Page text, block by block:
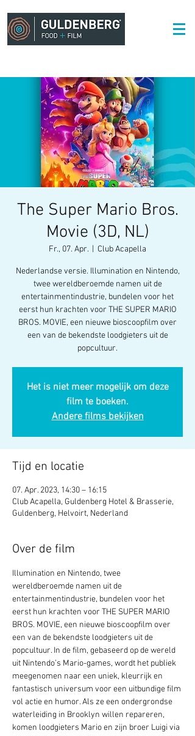
The Super Mario Bros.
Movie (3D, NL)
Fr., 07. Apr. Club Acapella
Nederlandse versie. Illumination en Nintendo,
twee wereldberoemde namen uit de
entertainmentindustrie, bundelen voor het
eerst hun krachten voor THE SUPER MARIO
BROS. MOVIE, een nieuwe bioscoopfilm over
een van de bekendste loodgieters uit de
popcultuur.
Het is niet meer mogelijk om deze
film te boeken.
Andere films bekijken
Tijd en locatie
07. Apr. 2023, 14:30 – 16:15
Club Acapella, Guldenberg Hotel & Brasserie,
Guldenberg, Helvoirt, Nederland
Over de film
Illumination en Nintendo, twee
wereldberoemde namen uit de
entertainmentindustrie, bundelen voor het
eerst hun krachten voor THE SUPER MARIO
BROS. MOVIE, een nieuwe bioscoopfilm over
een van de bekendste loodgieters uit de
popcultuur. In de film, gebaseerd op de wereld
uit Nintendo’s Mario-games, wordt het publiek
meegenomen naar een uniek, kleurrijk en
fantastisch universum voor een uitbundige film
vol actie en humor. Als ze een ondergrondse
waterleiding in Brooklyn willen repareren,
komen loodgieters Mario en zijn broer Luigi via